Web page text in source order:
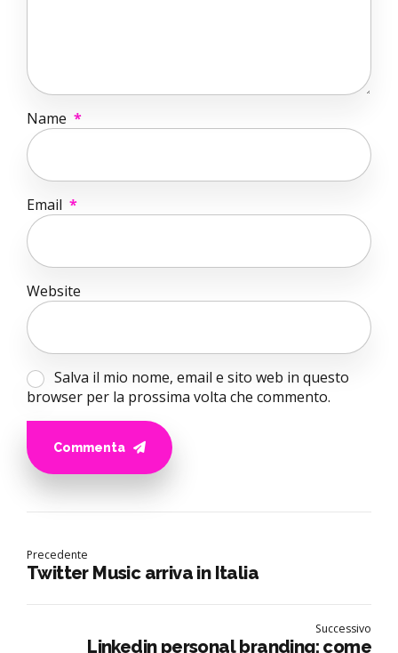
Name *
Email *
Website
Salva il mio nome, email e sito web in questo
browser per la prossima volta che commento.
Commenta
Precedente
Twitter Music arriva in Italia
Successivo
Linkedin personal branding: come